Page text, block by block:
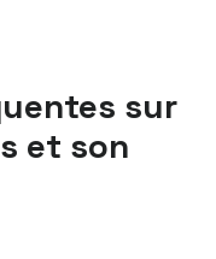
sur
et son